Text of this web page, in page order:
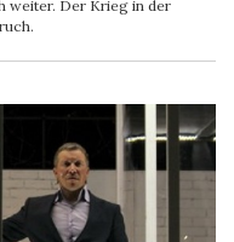
weiter. Der Krieg in der